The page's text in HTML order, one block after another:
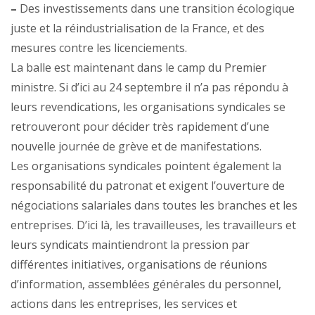
– Des investissements dans une transition écologique
juste et la réindustrialisation de la France, et des
mesures contre les licenciements.
La balle est maintenant dans le camp du Premier
ministre. Si d’ici au 24 septembre il n’a pas répondu à
leurs revendications, les organisations syndicales se
retrouveront pour décider très rapidement d’une
nouvelle journée de grève et de manifestations.
Les organisations syndicales pointent également la
responsabilité du patronat et exigent l’ouverture de
négociations salariales dans toutes les branches et les
entreprises. D’ici là, les travailleuses, les travailleurs et
leurs syndicats maintiendront la pression par
différentes initiatives, organisations de réunions
d’information, assemblées générales du personnel,
actions dans les entreprises, les services et